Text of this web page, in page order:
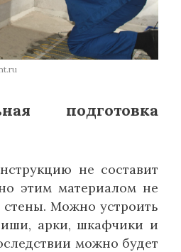
подготовка
не составит
этим материалом не
Можно устроить
арки, шкафчики и
можно будет